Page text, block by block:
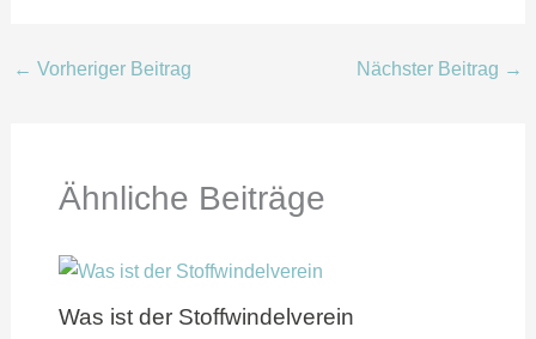
← Vorheriger Beitrag Nächster Beitrag →
Ähnliche Beiträge
Was ist der Stoffwindelverein